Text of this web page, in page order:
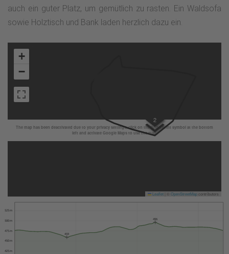
auch ein guter Platz, um gemütlich zu rasten. Ein Waldsofa
sowie Holztisch und Bank laden herzlich dazu ein.
The map has been deactivated due to your privacy settings, click on the fingerprint symbol at the bottom
left and activate Google Maps to use the map.
2
+
−
Leaflet OpenStreetMapcontributors
425 m
450 m
475 m
500 m
525 m
459
496